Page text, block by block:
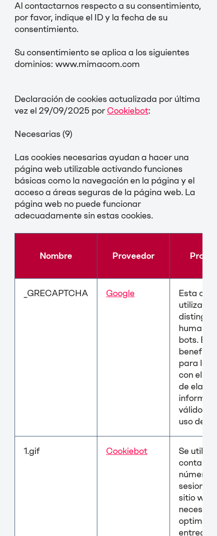
Al contactarnos respecto a su consentimiento,
por favor, indique el ID y la fecha de su
consentimiento.
Su consentimiento se aplica a los siguientes
dominios: www.mimacom.com
Declaración de cookies actualizada por última
vez el 29/09/2025 porCookiebot:
Necesarias (9)
Las cookies necesarias ayudan a hacer una
página web utilizable activando funciones
básicas como la navegación en la página y el
acceso a áreas seguras de la página web. La
página web no puede funcionar
adecuadamente sin estas cookies.
Nombre Proveedor
_GRECAPTCHA Google
Esta
utiliza
bots.
para la
con el
de
informes
válidos
uso de
1.gif Cookiebot
Se
contar el
número
sesiones
sitio web,
entrega